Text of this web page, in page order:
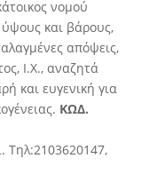
νομού
ύψους και βάρους,
απόψεις,
Ι.Χ., αναζητά
και ευγενική για
ΚΩΔ.